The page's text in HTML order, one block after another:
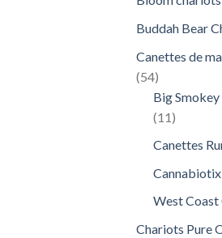
Buddah Bear
Canettes de
5454
produits
Big
11 11
Canettes
West Coast
Chariots Pure